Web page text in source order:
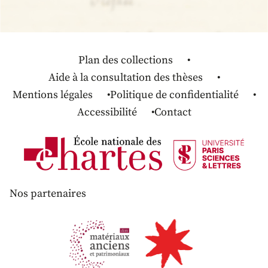
Plan des collections
Aide à la consultation des thèses
Mentions légales
Politique de confidentialité
Accessibilité
Contact
Nos partenaires